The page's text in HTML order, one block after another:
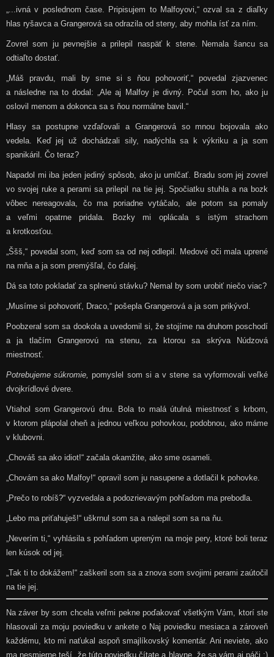
„...ivná v poslednom čase. Pripisujem to Malfoyovi,“ ozval sa z diaľky
hlas ryšavca a Grangerová sa odrazila od steny, aby mohla ísť za ním.
Zovrel som ju pevnejšie a prilepil naspäť k stene. Nemala šancu sa
odtiaľto dostať.
„Máš pravdu, mali by sme si s ňou pohovoriť,“ povedal zjazvenec
a následne na to dodal: „Ale aj Malfoy je divný. Počul som ho, ako ju
oslovil menom a dokonca sa s ňou normálne bavil.“
Hlasy sa postupne vzďaľovali a Grangerová so mnou bojovala ako
vedela. Keď jej už dochádzali sily, nadýchla sa k výkriku a ja som
spanikáril. Čo teraz?
Napadol mi iba jeden jediný spôsob, ako ju umlčať. Bradu som jej zovrel
vo svojej ruke a perami sa prilepil na tie jej. Spočiatku stuhla a na bozk
vôbec nereagovala, čo ma poriadne vytáčalo, ale potom sa pomaly
a veľmi opatrne pridala. Bozky mi oplácala s istým strachom
a krotkosťou.
„Ššš,“ povedal som, keď som sa od nej odlepil. Medové oči mala uprené
na mňa a ja som premýšľal, čo ďalej.
Dá sa toto pokladať za splnenú stávku? Nemal by som urobiť niečo viac?
„Musíme si pohovoriť, Draco,“ pošepla Grangerová a ja som prikývol.
Poobzeral som sa dookola a uvedomil si, že stojíme na druhom poschodí
a ja tlačím Grangerovú na stenu, za ktorou sa skrýva Núdzová
miestnosť.
Potrebujeme súkromie, pomyslel som si a v stene sa vyformovali veľké
dvojkrídlové dvere.
Vtiahol som Grangerovú dnu. Bola to malá útulná miestnosť s krbom,
v ktorom plápolal oheň a jednou veľkou pohovkou, podobnou, ako máme
v klubovni.
„Chováš sa ako idiot!“ začala okamžite, ako sme osameli.
„Chovám sa ako Malfoy!“ opravil som ju nasupene a dotlačil k pohovke.
„Prečo to robíš?“ vyzvedala a podozrievavým pohľadom ma prebodla.
„Lebo ma priťahuješ!“ uškrnul som sa a nalepil som sa na ňu.
„Neverím ti,“ vyhlásila s pohľadom upreným na moje pery, ktoré boli teraz
len kúsok od jej.
„Tak ti to dokážem!“ zaškeril som sa a znova som svojimi perami zaútočil
na tie jej.
Na záver by som chcela veľmi pekne poďakovať všetkým Vám, ktorí ste
hlasovali za moju poviedku v ankete o Naj poviedku mesiaca a zároveň
každému, kto mi naťukal aspoň smajlíkovský komentár. Ani neviete, ako
ma nesmierne teší, že túto poviedku čítate a hlavne, že sa vám aj páči :)